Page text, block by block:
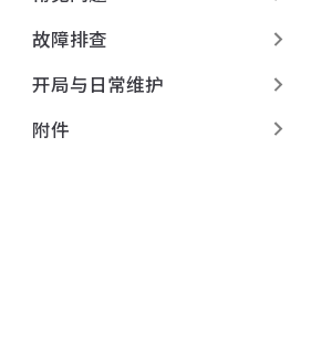
故障排查
开局与日常维护
附件